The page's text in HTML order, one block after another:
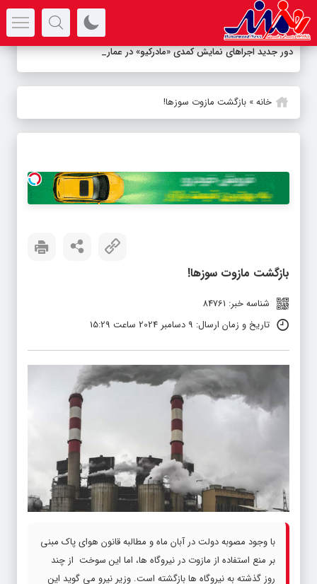
دور جدید اجراهای نمایش کمدی «مادرکیو» در عمارت نوفل لوش_
خانه» بازگشت مازوت سوزها!
بازگشت مازوت سوزها!
شناسه خبر: 84761
تاریخ و زمان ارسال: 9 دسامبر 2024 ساعت 15:29
با وجود مصوبه دولت در آبان ماه و مطالبه قانون هوای پاک مبنی
بر منع استفاده از مازوت در نیروگاه ها، اما این سوخت از چند
روز گذشته به نیروگاه ها بازگشته است. وزیر نیرو می گوید این